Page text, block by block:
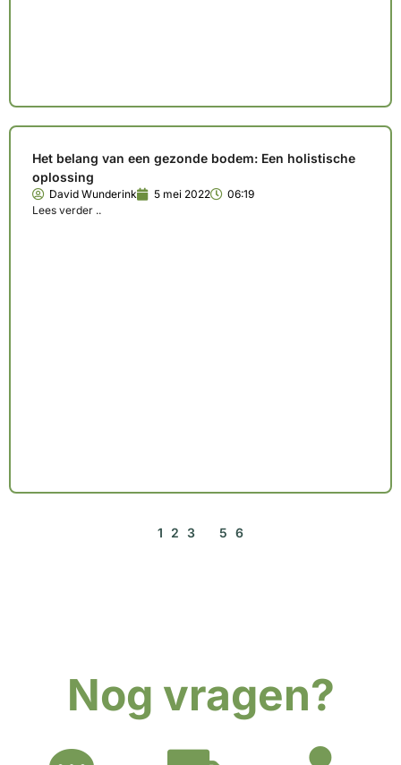
Het belang van een gezonde bodem: Een holistische
oplossing
David Wunderink 5 mei 2022
06:19
Lees verder ..
1 2 3 5 6
Nog vragen?